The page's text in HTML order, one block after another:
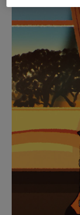
NON
È
IN
PER
È
Trova